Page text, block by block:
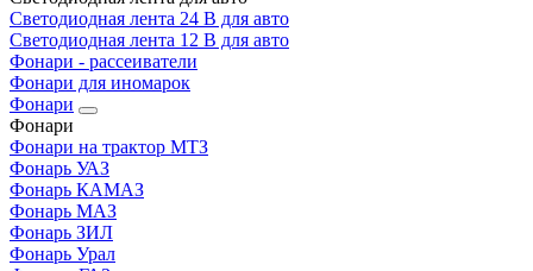
Светодиодная лента 24 В для авто
Светодиодная лента 12 В для авто
Фонари - рассеиватели
Фонари для иномарок
Фонари
Фонари
Фонари на трактор МТЗ
Фонарь УАЗ
Фонарь КАМАЗ
Фонарь МАЗ
Фонарь ЗИЛ
Фонарь Урал